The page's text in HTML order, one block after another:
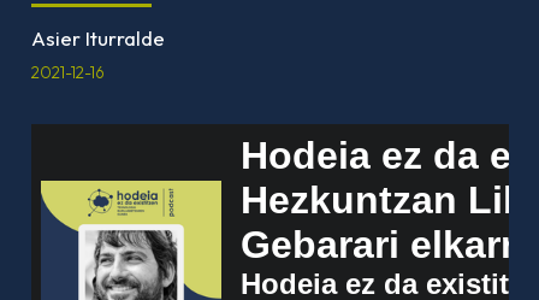
Asier Iturralde
2021-12-16